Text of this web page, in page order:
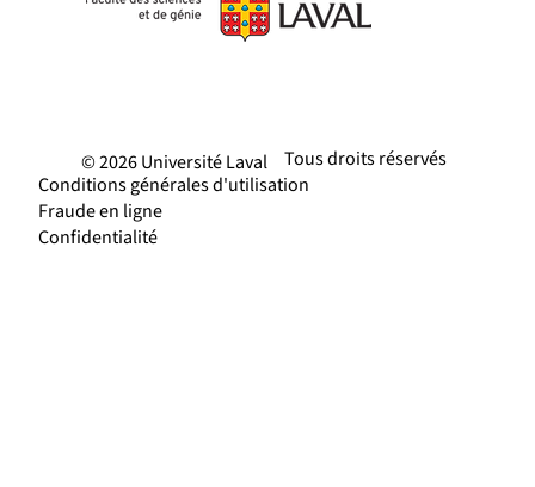
Tous droits réservés
© 2026 Université Laval
Conditions générales d'utilisation
Fraude en ligne
Confidentialité